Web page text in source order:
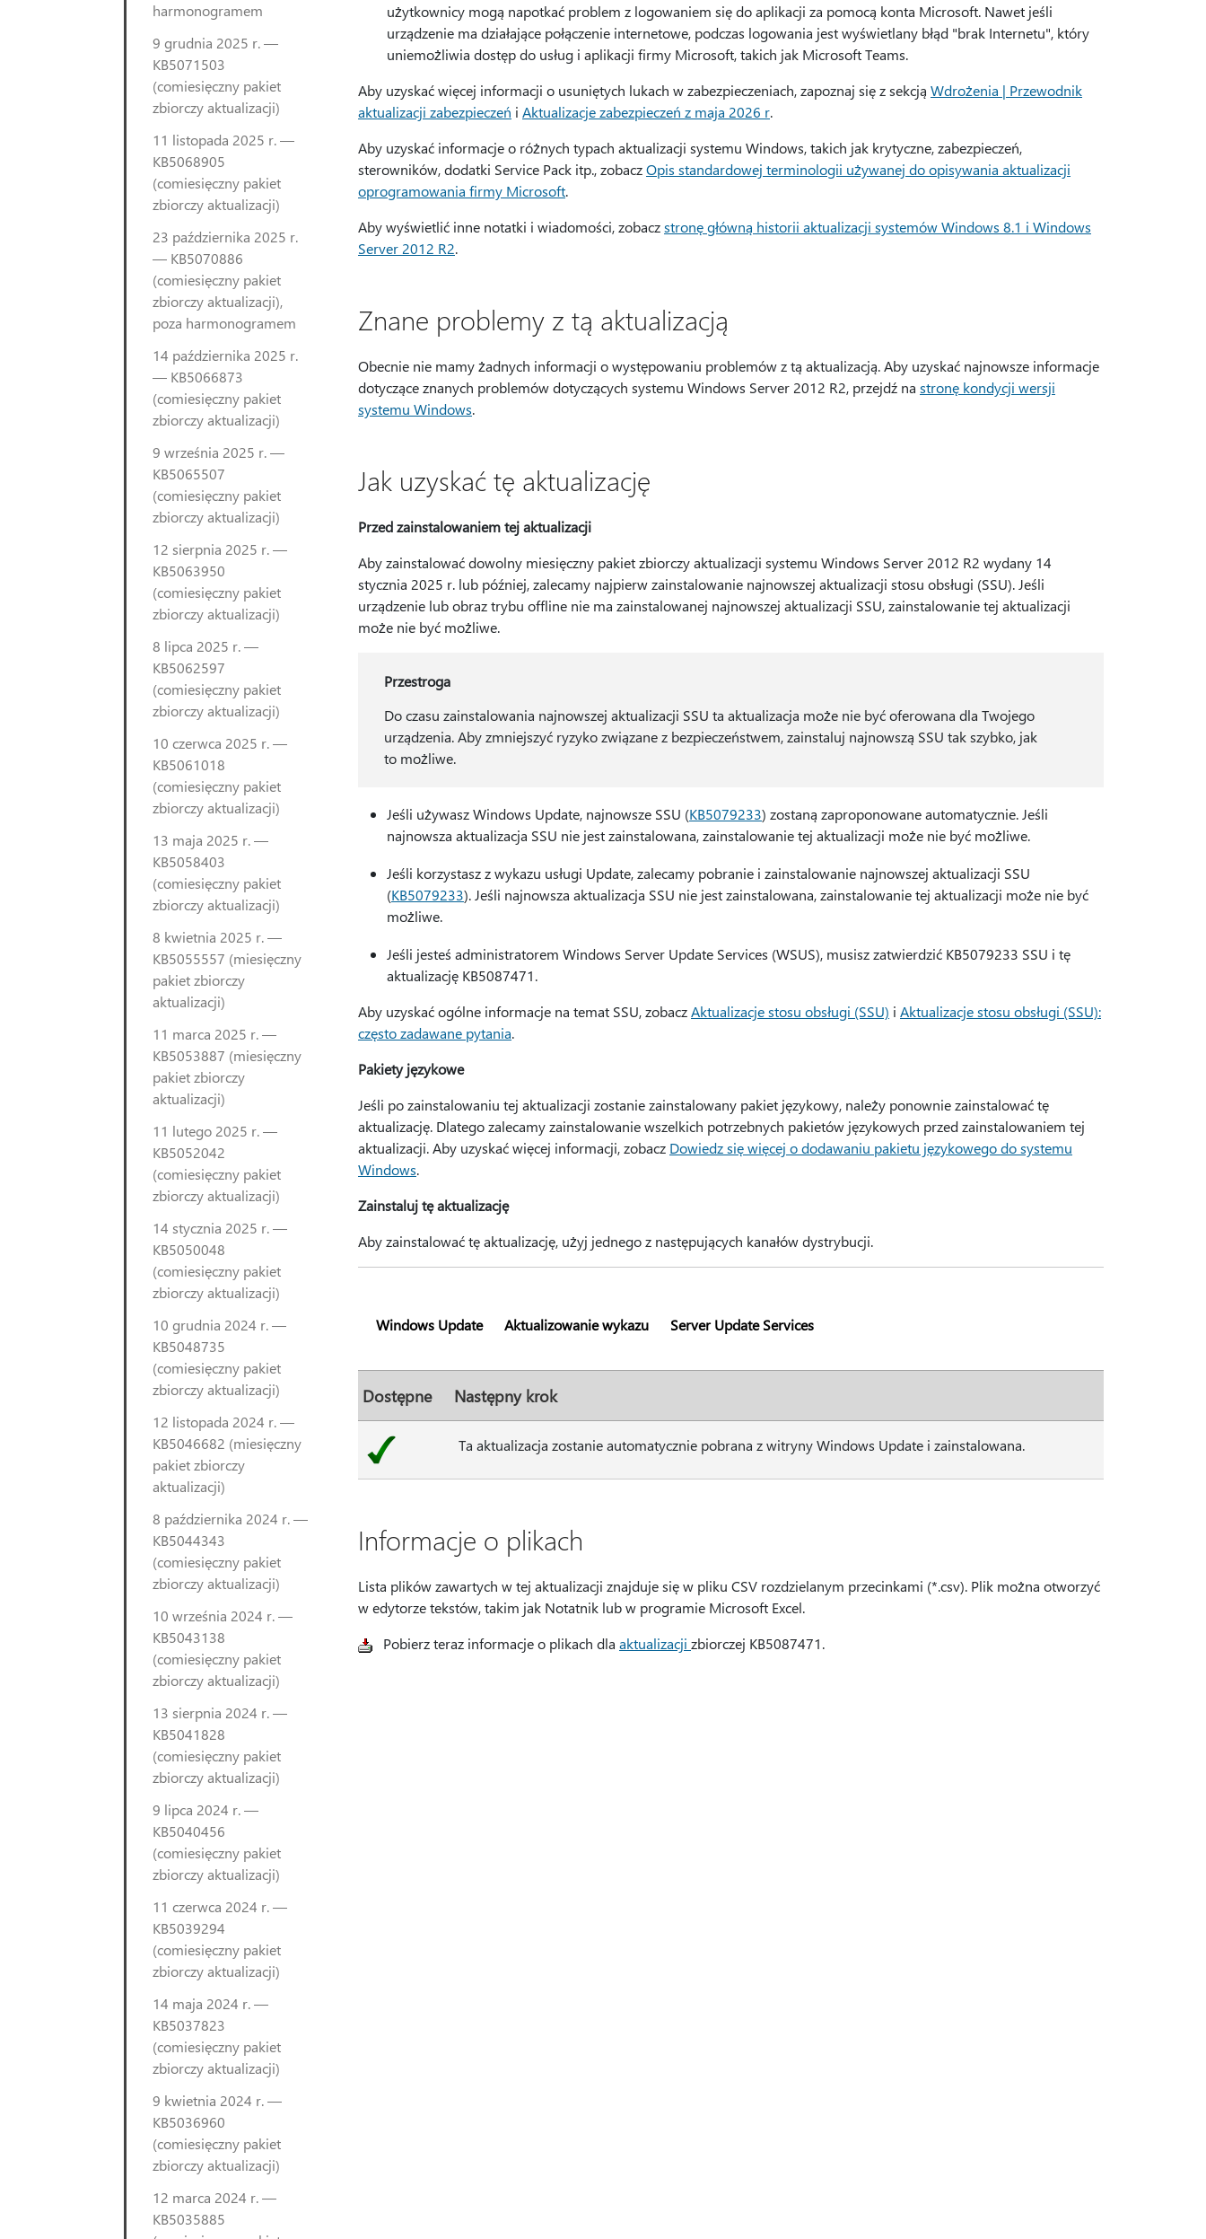
harmonogramem
9 grudnia 2025 r. —
KB5071503
(comiesięczny pakiet
zbiorczy aktualizacji)
11 listopada 2025 r. —
KB5068905
(comiesięczny pakiet
zbiorczy aktualizacji)
23 października 2025 r.
— KB5070886
(comiesięczny pakiet
zbiorczy aktualizacji),
poza harmonogramem
14 października 2025 r.
— KB5066873
(comiesięczny pakiet
zbiorczy aktualizacji)
9 września 2025 r. —
KB5065507
(comiesięczny pakiet
zbiorczy aktualizacji)
12 sierpnia 2025 r. —
KB5063950
(comiesięczny pakiet
zbiorczy aktualizacji)
8 lipca 2025 r. —
KB5062597
(comiesięczny pakiet
zbiorczy aktualizacji)
10 czerwca 2025 r. —
KB5061018
(comiesięczny pakiet
zbiorczy aktualizacji)
13 maja 2025 r. —
KB5058403
(comiesięczny pakiet
zbiorczy aktualizacji)
8 kwietnia 2025 r. —
KB5055557 (miesięczny
pakiet zbiorczy
aktualizacji)
11 marca 2025 r. —
KB5053887 (miesięczny
pakiet zbiorczy
aktualizacji)
11 lutego 2025 r. —
KB5052042
(comiesięczny pakiet
zbiorczy aktualizacji)
14 stycznia 2025 r. —
KB5050048
(comiesięczny pakiet
zbiorczy aktualizacji)
10 grudnia 2024 r. —
KB5048735
(comiesięczny pakiet
zbiorczy aktualizacji)
12 listopada 2024 r. —
KB5046682 (miesięczny
pakiet zbiorczy
aktualizacji)
8 października 2024 r. —
KB5044343
(comiesięczny pakiet
zbiorczy aktualizacji)
10 września 2024 r. —
KB5043138
(comiesięczny pakiet
zbiorczy aktualizacji)
13 sierpnia 2024 r. —
KB5041828
(comiesięczny pakiet
zbiorczy aktualizacji)
9 lipca 2024 r. —
KB5040456
(comiesięczny pakiet
zbiorczy aktualizacji)
11 czerwca 2024 r. —
KB5039294
(comiesięczny pakiet
zbiorczy aktualizacji)
14 maja 2024 r. —
KB5037823
(comiesięczny pakiet
zbiorczy aktualizacji)
9 kwietnia 2024 r. —
KB5036960
(comiesięczny pakiet
zbiorczy aktualizacji)
12 marca 2024 r. —
KB5035885
użytkownicy mogą napotkać problem z logowaniem się do aplikacji za pomocą konta Microsoft. Nawet jeśli
urządzenie ma działające połączenie internetowe, podczas logowania jest wyświetlany błąd "brak Internetu", który
uniemożliwia dostęp do usług i aplikacji firmy Microsoft, takich jak Microsoft Teams.
Aby uzyskać więcej informacji o usuniętych lukach w zabezpieczeniach, zapoznaj się z sekcją Wdrożenia | Przewodnik
aktualizacji zabezpieczeń i Aktualizacje zabezpieczeń z maja 2026 r.
Aby uzyskać informacje o różnych typach aktualizacji systemu Windows, takich jak krytyczne, zabezpieczeń,
sterowników, dodatki Service Pack itp., zobaczOpis standardowej terminologii używanej do opisywania aktualizacji
oprogramowania firmy Microsoft.
Aby wyświetlić inne notatki i wiadomości, zobaczstronę główną historii aktualizacji systemów Windows 8.1 i Windows
Server 2012 R2.
Znane problemy z tą aktualizacją
Obecnie nie mamy żadnych informacji o występowaniu problemów z tą aktualizacją. Aby uzyskać najnowsze informacje
dotyczące znanych problemów dotyczących systemu Windows Server 2012 R2, przejdź na stronę kondycji wersji
systemu Windows.
Jak uzyskać tę aktualizację
Przed zainstalowaniem tej aktualizacji
Aby zainstalować dowolny miesięczny pakiet zbiorczy aktualizacji systemu Windows Server 2012 R2 wydany 14
stycznia 2025 r. lub później, zalecamy najpierw zainstalowanie najnowszej aktualizacji stosu obsługi (SSU). Jeśli
urządzenie lub obraz trybu offline nie ma zainstalowanej najnowszej aktualizacji SSU, zainstalowanie tej aktualizacji
może nie być możliwe.
Przestroga
Do czasu zainstalowania najnowszej aktualizacji SSU ta aktualizacja może nie być oferowana dla Twojego
urządzenia. Aby zmniejszyć ryzyko związane z bezpieczeństwem, zainstaluj najnowszą SSU tak szybko, jak
to możliwe.
Jeśli używasz Windows Update, najnowsze SSU (KB5079233) zostaną zaproponowane automatycznie. Jeśli
najnowsza aktualizacja SSU nie jest zainstalowana, zainstalowanie tej aktualizacji może nie być możliwe.
Jeśli korzystasz z wykazu usługi Update, zalecamy pobranie i zainstalowanie najnowszej aktualizacji SSU
(KB5079233). Jeśli najnowsza aktualizacja SSU nie jest zainstalowana, zainstalowanie tej aktualizacji może nie być
możliwe.
Jeśli jesteś administratorem Windows Server Update Services (WSUS), musisz zatwierdzić KB5079233 SSU i tę
aktualizację KB5087471.
Aby uzyskać ogólne informacje na temat SSU, zobaczAktualizacje stosu obsługi (SSU) i Aktualizacje stosu obsługi (SSU):
często zadawane pytania.
Pakiety językowe
Jeśli po zainstalowaniu tej aktualizacji zostanie zainstalowany pakiet językowy, należy ponownie zainstalować tę
aktualizację. Dlatego zalecamy zainstalowanie wszelkich potrzebnych pakietów językowych przed zainstalowaniem tej
aktualizacji. Aby uzyskać więcej informacji, zobacz Dowiedz się więcej o dodawaniu pakietu językowego do systemu
Windows.
Zainstaluj tę aktualizację
Aby zainstalować tę aktualizację, użyj jednego z następujących kanałów dystrybucji.
Windows Update Aktualizowanie wykazu Server Update Services
Dostępne Następny krok
Ta aktualizacja zostanie automatycznie pobrana z witryny Windows Update i zainstalowana.
Informacje o plikach
Lista plików zawartych w tej aktualizacji znajduje się w pliku CSV rozdzielanym przecinkami (*.csv). Plik można otworzyć
w edytorze tekstów, takim jak Notatnik lub w programie Microsoft Excel.
Pobierz teraz informacje o plikach dla aktualizacji zbiorczej KB5087471.